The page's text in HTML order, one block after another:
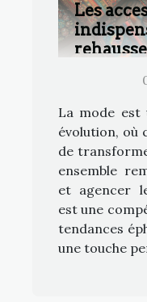
Les
La mode est
évolution, où
de
ensemble
et agencer
est une
tendances
une touche